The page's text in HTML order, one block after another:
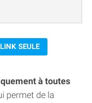
SEULE
à toutes
permet de la